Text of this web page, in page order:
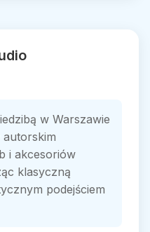
w Warszawie
autorskim
i akcesoriów
klasyczną
podejściem